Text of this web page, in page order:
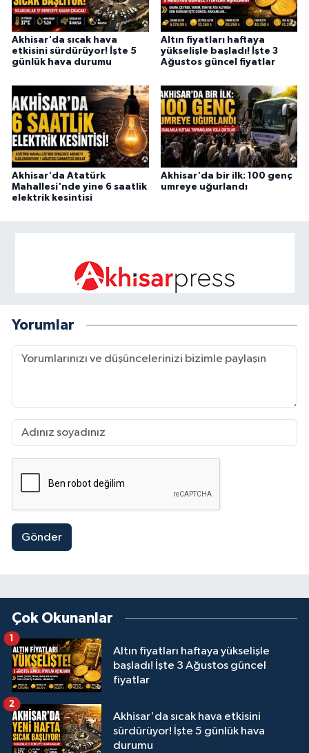
Akhisar'da sıcak hava
etkisini sürdürüyor! İşte 5
günlük hava durumu
Altın fiyatları haftaya
yükselişle başladı! İşte 3
Ağustos güncel fiyatlar
Akhisar'da Atatürk
Mahallesi'nde yine 6 saatlik
elektrik kesintisi
Akhisar'da bir ilk: 100 genç
umreye uğurlandı
Yorumlar
Gönder
Çok Okunanlar
Altın fiyatları haftaya yükselişle
başladı! İşte 3 Ağustos güncel
fiyatlar
1
Akhisar'da sıcak hava etkisini
sürdürüyor! İşte 5 günlük hava
durumu
2